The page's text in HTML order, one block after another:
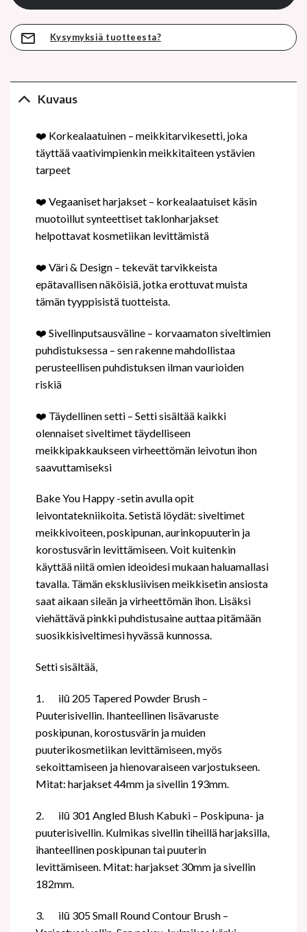
Kysymyksiä tuotteesta?
Kuvaus
❤ ️ Korkealaatuinen – meikkitarvikesetti, joka
täyttää vaativimpienkin meikkitaiteen ystävien
tarpeet
❤ ️ Vegaaniset harjakset – korkealaatuiset käsin
muotoillut synteettiset taklonharjakset
helpottavat kosmetiikan levittämistä
❤ ️ Väri & Design – tekevät tarvikkeista
epätavallisen näköisiä, jotka erottuvat muista
tämän tyyppisistä tuotteista.
❤ ️ Sivellinputsausväline – korvaamaton siveltimien
puhdistuksessa – sen rakenne mahdollistaa
perusteellisen puhdistuksen ilman vaurioiden
riskiä
❤ ️ Täydellinen setti – Setti sisältää kaikki
olennaiset siveltimet täydelliseen
meikkipakkaukseen virheettömän leivotun ihon
saavuttamiseksi
Bake You Happy -setin avulla opit
leivontatekniikoita. Setistä löydät: siveltimet
meikkivoiteen, poskipunan, aurinkopuuterin ja
korostusvärin levittämiseen. Voit kuitenkin
käyttää niitä omien ideoidesi mukaan haluamallasi
tavalla. Tämän eksklusiivisen meikkisetin ansiosta
saat aikaan sileän ja virheettömän ihon. Lisäksi
viehättävä pinkki puhdistusaine auttaa pitämään
suosikkisiveltimesi hyvässä kunnossa.
Setti sisältää,
1.
ilū 205 Tapered Powder Brush –
Puuterisivellin. Ihanteellinen lisävaruste
poskipunan, korostusvärin ja muiden
puuterikosmetiikan levittämiseen, myös
sekoittamiseen ja hienovaraiseen varjostukseen.
Mitat: harjakset 44mm ja sivellin 193mm.
2.
ilū 301 Angled Blush Kabuki – Poskipuna- ja
puuterisivellin. Kulmikas sivellin tiheillä harjaksilla,
ihanteellinen poskipunan tai puuterin
levittämiseen. Mitat: harjakset 30mm ja sivellin
182mm.
3.
ilū 305 Small Round Contour Brush –